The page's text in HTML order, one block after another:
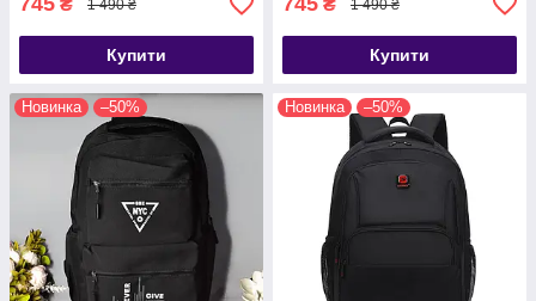
₴ 1 490 ₴
Купити
₴ 1 490 ₴
Купити
Новинка –50% Новинка –50%